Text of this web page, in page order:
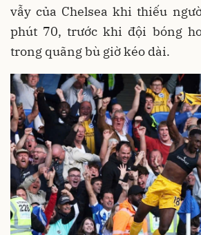
vẫy của Chelsea khi thiếu
phút 70, trước khi đội bóng
trong quãng bù giờ kéo dài.